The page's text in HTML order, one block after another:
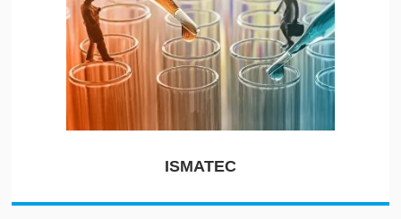
ISMATEC